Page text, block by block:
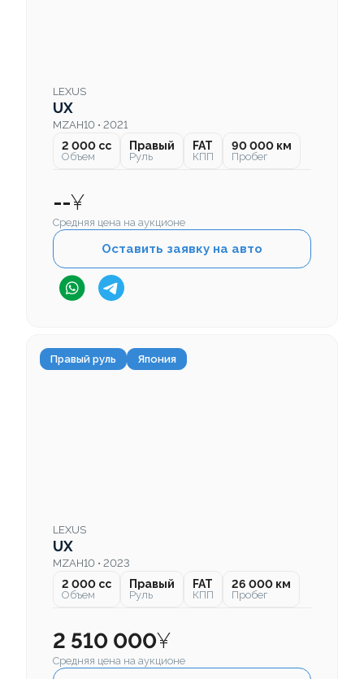
LEXUS
UX
MZAH10 • 2021
2 000 cc
Объем
Правый
Руль
FAT
КПП
90 000 км
Пробег
--¥
Средняя цена на аукционе
Оставить заявку на авто
Правый руль Япония
LEXUS
UX
MZAH10 • 2023
2 000 cc
Объем
Правый
Руль
FAT
КПП
26 000 км
Пробег
2 510 000¥
Средняя цена на аукционе